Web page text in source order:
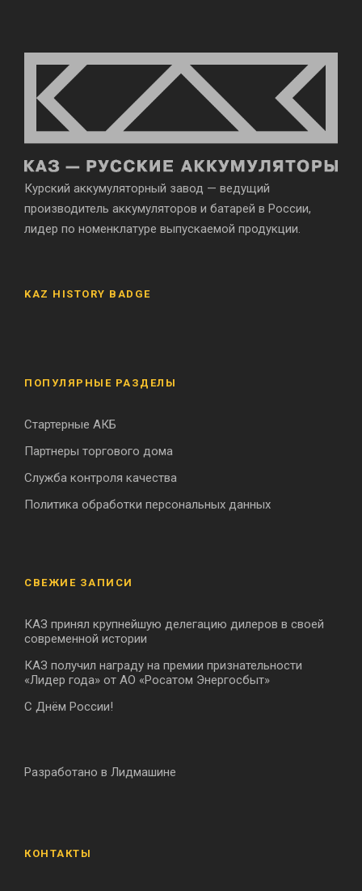
Курский аккумуляторный завод — ведущий
производитель аккумуляторов и батарей в России,
лидер по номенклатуре выпускаемой продукции.
KAZ HISTORY BADGE
ПОПУЛЯРНЫЕ РАЗДЕЛЫ
Стартерные АКБ
Партнеры торгового дома
Служба контроля качества
Политика обработки персональных данных
СВЕЖИЕ ЗАПИСИ
КАЗ принял крупнейшую делегацию дилеров в своей
современной истории
КАЗ получил награду на премии признательности
«Лидер года» от АО «Росатом Энергосбыт»
С Днём России!
Разработано в Лидмашине
КОНТАКТЫ